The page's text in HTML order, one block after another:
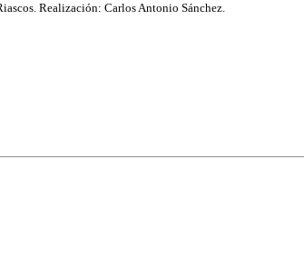
Realización: Carlos Antonio Sánchez.